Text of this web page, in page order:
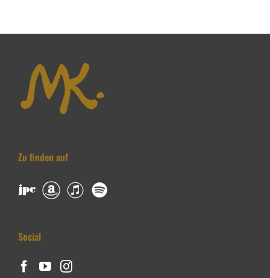
Zu finden auf
Social